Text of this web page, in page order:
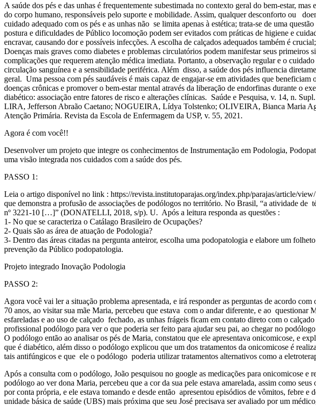
A saúde dos pés e das unhas é frequentemente subestimada no contexto geral do bem-estar,
do corpo humano, responsáveis pelo suporte e mobilidade. Assim, qualquer desconforto ou
cuidado adequado com os pés e as unhas não se limita apenas à estética; trata-se de uma
postura e dificuldades de Público locomoção podem ser evitados com práticas de higiene e
encravar, causando dor e possíveis infecções. A escolha de calçados adequados também é
Doenças mais graves como diabetes e problemas circulatórios podem manifestar seus
complicações que requerem atenção médica imediata. Portanto, a observação regular e o
circulação sanguínea e a sensibilidade periférica. Além disso, a saúde dos pés influencia
geral. Uma pessoa com pés saudáveis é mais capaz de engajar-se em atividades que
doenças crônicas e promover o bem-estar mental através da liberação de endorfinas durante
diabético: associação entre fatores de risco e alterações clínicas. Saúde e Pesquisa, v. 14, n.
LIRA, Jefferson Abraão Caetano; NOGUEIRA, Lídya Tolstenko; OLIVEIRA, Bianca Maria
Atenção Primária. Revista da Escola de Enfermagem da USP, v. 55, 2021.
Agora é com você!!
Desenvolver um projeto que integre os conhecimentos de Instrumentação em Podologia,
uma visão integrada nos cuidados com a saúde dos pés.
PASSO 1:
Leia o artigo disponível no link : https://revista.institutoparajas.org/index.php/parajas/article/
que demonstra a profusão de associações de podólogos no território. No Brasil, “a atividade
nº 3221-10 […]” (DONATELLI, 2018, s/p). U. Após a leitura responda as questões :
1- No que se caracteriza o Catálago Brasileiro de Ocupações?
2- Quais são as área de atuação de Podologia?
3- Dentro das áreas citadas na pergunta anteiror, escolha uma podopatologia e elabore um
prevenção da Público podopatologia.
Projeto integrado Inovação Podologia
PASSO 2:
Agora você vai ler a situação problema apresentada, e irá responder as perguntas de acordo
70 anos, ao visitar sua mãe Maria, percebeu que estava com o andar diferente, e ao questionar
esfareladas e ao uso de calçado fechado, as unhas frágeis ficam em contato direto com o
profissional podólogo para ver o que poderia ser feito para ajudar seu pai, ao chegar no
O podólogo então ao analisar os pés de Maria, constatou que ele apresentava onicomicose, e
que é diabético, além disso o podólogo explicou que um dos tratamentos da onicomicose é
tais antifúngicos e que ele o podólogo poderia utilizar tratamentos alternativos como a
Após a consulta com o podólogo, João pesquisou no google as medicações para onicomicose
podólogo ao ver dona Maria, percebeu que a cor da sua pele estava amarelada, assim como
por conta própria, e ele estava tomando e desde então apresentou episódios de vômitos, febre
unidade básica de saúde (UBS) mais próxima que seu José precisava ser avaliado por um